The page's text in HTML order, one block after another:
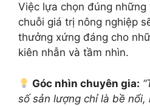
Việc lựa chọn đúng những
chuỗi giá trị nông nghiệp
thưởng xứng đáng cho
kiên nhẫn và tầm nhìn.
Góc nhìn chuyên gia:
số sản lượng chỉ là bề nổi,